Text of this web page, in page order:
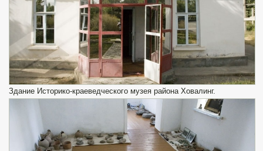
Здание Историко-краеведческого музея района Ховалинг.